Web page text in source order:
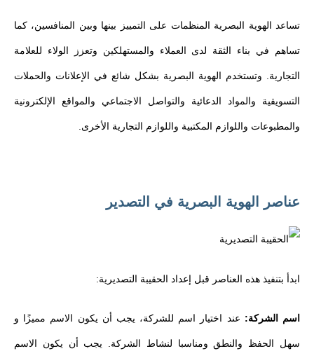
تساعد الهوية البصرية المنظمات على التمييز بينها وبين المنافسين، كما
تساهم في بناء الثقة لدى العملاء والمستهلكين وتعزز الولاء للعلامة
التجارية. وتستخدم الهوية البصرية بشكل شائع في الإعلانات والحملات
التسويقية والمواد الدعائية والتواصل الاجتماعي والمواقع الإلكترونية
والمطبوعات واللوازم المكتبية واللوازم التجارية الأخرى.
عناصر الهوية البصرية في التصدير
ابدأ بتنفيذ هذه العناصر قبل إعداد الحقيبة التصديرية:
اسم الشركة: عند اختيار اسم للشركة، يجب أن يكون الاسم مميزًا و
سهل الحفظ والنطق ومناسبا لنشاط الشركة. يجب أن يكون الاسم